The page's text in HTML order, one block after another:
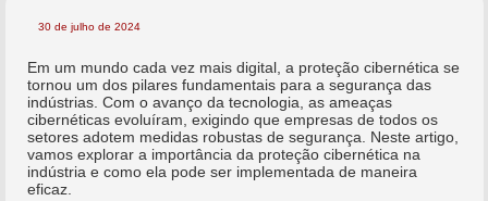
30 de julho de 2024
Em um mundo cada vez mais digital, a proteção cibernética se
tornou um dos pilares fundamentais para a segurança das
indústrias. Com o avanço da tecnologia, as ameaças
cibernéticas evoluíram, exigindo que empresas de todos os
setores adotem medidas robustas de segurança. Neste artigo,
vamos explorar a importância da proteção cibernética na
indústria e como ela pode ser implementada de maneira
eficaz.